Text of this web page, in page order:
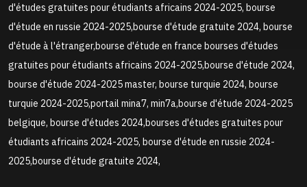
d'études gratuites pour étudiants africains 2024-2025, bourse
d'étude en russie 2024-2025,bourse d'étude gratuite 2024, bourse
d'étude à l'étranger,bourse d'étude en france bourses d'études
gratuites pour étudiants africains 2024-2025,bourse d'étude 2024,
bourse d'étude 2024-2025 master, bourse turquie 2024, bourse
turquie 2024-2025,portail mina7, min7a,bourse d'étude 2024-2025
belgique, bourse d'études 2024,bourses d'études gratuites pour
étudiants africains 2024-2025, bourse d'étude en russie 2024-
2025,bourse d'étude gratuite 2024,